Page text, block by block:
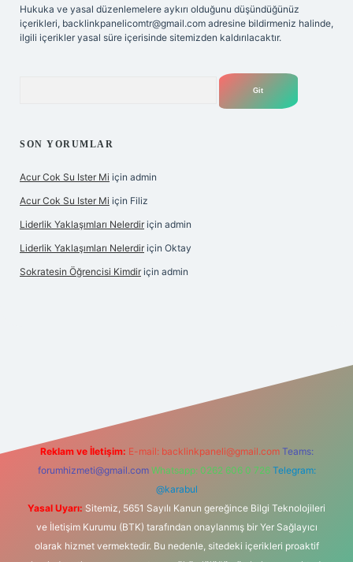
Hukuka ve yasal düzenlemelere aykırı olduğunu düşündüğünüz
içerikleri, backlinkpanelicomtr@gmail.com adresine bildirmeniz halinde,
ilgili içerikler yasal süre içerisinde sitemizden kaldırılacaktır.
SON YORUMLAR
Acur Cok Su Ister Mi için admin
Acur Cok Su Ister Mi için Filiz
Liderlik Yaklaşımları Nelerdir için admin
Liderlik Yaklaşımları Nelerdir için Oktay
Sokratesin Öğrencisi Kimdir için admin
Reklam ve İletişim: E-mail: backlinkpaneli@gmail.com Teams:
forumhizmeti@gmail.com Whatsapp: 0262 606 0 726 Telegram:
@karabul
Yasal Uyarı: Sitemiz, 5651 Sayılı Kanun gereğince Bilgi Teknolojileri
ve İletişim Kurumu (BTK) tarafından onaylanmış bir Yer Sağlayıcı
olarak hizmet vermektedir. Bu nedenle, sitedeki içerikleri proaktif